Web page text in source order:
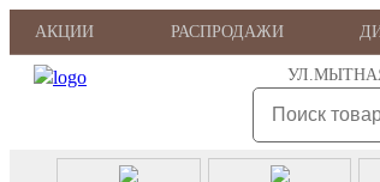
АКЦИИ РАСПРОДАЖИ